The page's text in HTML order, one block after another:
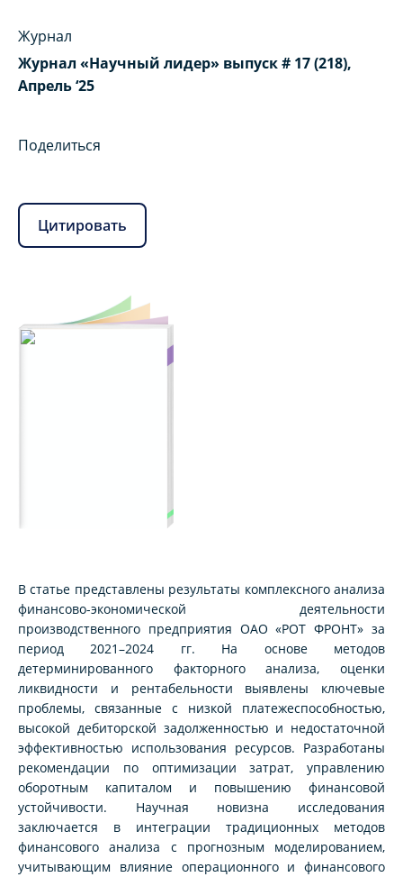
Журнал
Журнал «Научный лидер» выпуск # 17 (218),
Апрель ‘25
Поделиться
Цитировать
В статье представлены результаты комплексного анализа
финансово-экономической деятельности
производственного предприятия ОАО «РОТ ФРОНТ» за
период 2021–2024 гг. На основе методов
детерминированного факторного анализа, оценки
ликвидности и рентабельности выявлены ключевые
проблемы, связанные с низкой платежеспособностью,
высокой дебиторской задолженностью и недостаточной
эффективностью использования ресурсов. Разработаны
рекомендации по оптимизации затрат, управлению
оборотным капиталом и повышению финансовой
устойчивости. Научная новизна исследования
заключается в интеграции традиционных методов
финансового анализа с прогнозным моделированием,
учитывающим влияние операционного и финансового